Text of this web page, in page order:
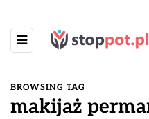
BROWSING TAG
makijaż